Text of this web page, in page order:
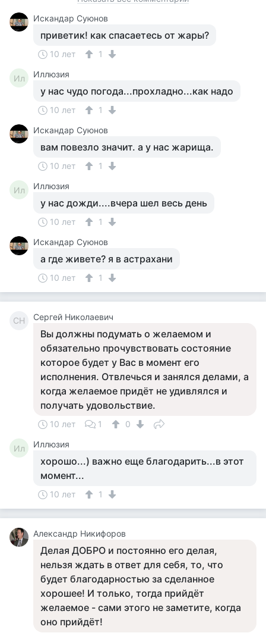
Искандар Суюнов
приветик! как спасаетесь от жары?
10 лет 1
Ил Иллюзия
у нас чудо погода...прохладно...как надо
10 лет
1
Искандар Суюнов
вам повезло значит. а у нас жарища.
10 лет 1
Ил Иллюзия
у нас дожди....вчера шел весь день
10 лет
1
Искандар Суюнов
а где живете? я в астрахани
10 лет 1
СН Сергей Николаевич
Вы должны подумать о желаемом и
обязательно прочувствовать состояние
которое будет у Вас в момент его
исполнения. Отвлечься и занялся делами, а
когда желаемое придёт не удивлялся и
получать удовольствие.
10 лет 1 0
Ил Иллюзия
хорошо...) важно еще благодарить...в этот
момент...
10 лет 1
Александр Никифоров
Делая ДОБРО и постоянно его делая,
нельзя ждать в ответ для себя, то, что
будет благодарностью за сделанное
хорошее! И только, тогда прийдёт
желаемое - сами этого не заметите, когда
оно прийдёт!